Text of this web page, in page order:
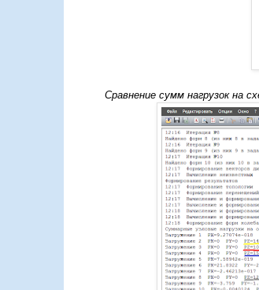
Сравнение сумм нагрузок на